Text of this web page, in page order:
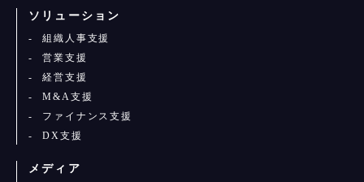
ソリューション
組織人事支援
営業支援
経営支援
M&A支援
ファイナンス支援
DX支援
メディア